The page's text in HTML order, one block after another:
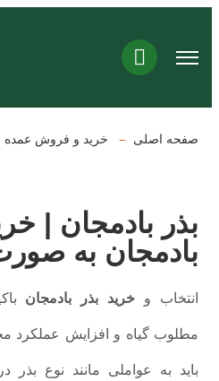
صفحه اصلی خرید و فروش عمده
بذر بادمجان |
بادمجان به
انتخاب و خرید بذر بادمجان
مطلوب گیاه و افزایش عملکرد
باید به عواملی مانند نوع